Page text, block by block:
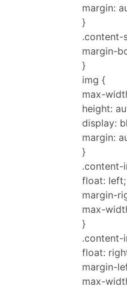
margin:
}
.content-
margin-
}
img {
max-
height:
display:
margin:
}
float: left;
margin-
max-
}
.content-
float:
margin-
max-